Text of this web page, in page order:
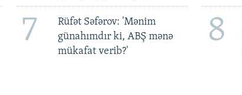
7
Rüfət Səfərov: 'Mənim
günahımdır ki, ABŞ mənə
mükafat verib?'
8